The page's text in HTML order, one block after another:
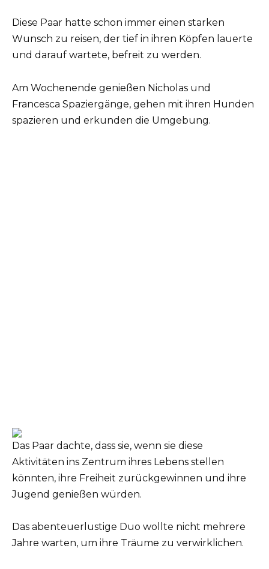
Diese Paar hatte schon immer einen starken
Wunsch zu reisen, der tief in ihren Köpfen lauerte
und darauf wartete, befreit zu werden.
Am Wochenende genießen Nicholas und
Francesca Spaziergänge, gehen mit ihren Hunden
spazieren und erkunden die Umgebung.
Das Paar dachte, dass sie, wenn sie diese
Aktivitäten ins Zentrum ihres Lebens stellen
könnten, ihre Freiheit zurückgewinnen und ihre
Jugend genießen würden.
Das abenteuerlustige Duo wollte nicht mehrere
Jahre warten, um ihre Träume zu verwirklichen.